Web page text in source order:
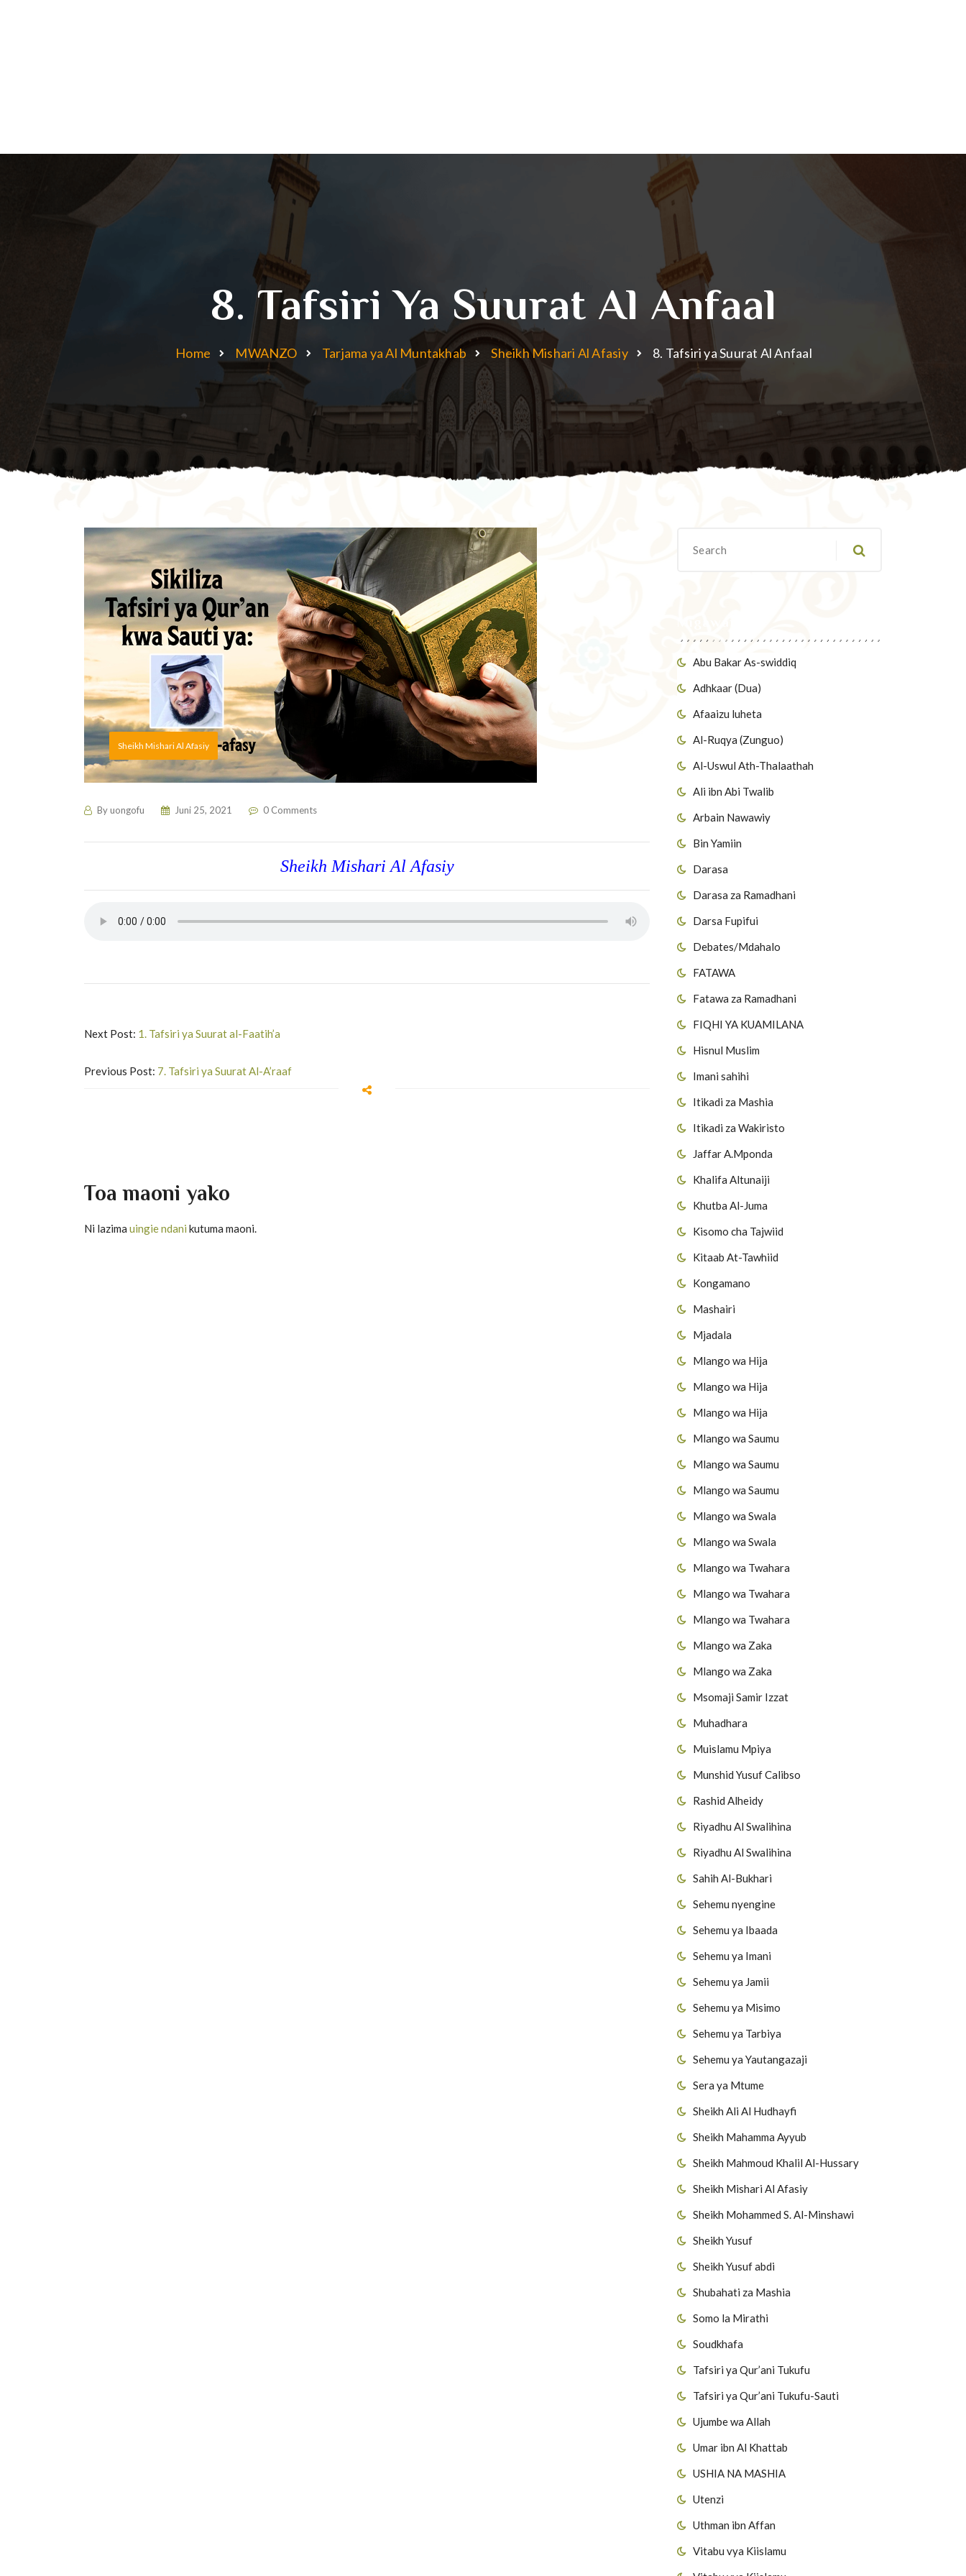
8. Tafsiri Ya Suurat Al Anfaal
Home MWANZO Tarjama ya Al Muntakhab Sheikh Mishari Al Afasiy 8. Tafsiri ya Suurat Al Anfaal
Abu Bakar As-swiddiq
Adhkaar (Dua)
Afaaizu luheta
Al-Ruqya (Zunguo)
Al-Uswul Ath-Thalaathah
Ali ibn Abi Twalib
Arbain Nawawiy
Bin Yamiin
Darasa
Darasa za Ramadhani
Darsa Fupifui
Debates/Mdahalo
FATAWA
Fatawa za Ramadhani
FIQHI YA KUAMILANA
Hisnul Muslim
Imani sahihi
Itikadi za Mashia
Itikadi za Wakiristo
Jaffar A.Mponda
Khalifa Altunaiji
Khutba Al-Juma
Kisomo cha Tajwiid
Kitaab At-Tawhiid
Kongamano
Mashairi
Mjadala
Mlango wa Hija
Mlango wa Hija
Mlango wa Hija
Mlango wa Saumu
Mlango wa Saumu
Mlango wa Saumu
Mlango wa Swala
Mlango wa Swala
Mlango wa Twahara
Mlango wa Twahara
Mlango wa Twahara
Mlango wa Zaka
Mlango wa Zaka
Msomaji Samir Izzat
Muhadhara
Muislamu Mpiya
Munshid Yusuf Calibso
Rashid Alheidy
Riyadhu Al Swalihina
Riyadhu Al Swalihina
Sahih Al-Bukhari
Sehemu nyengine
Sehemu ya Ibaada
Sehemu ya Imani
Sehemu ya Jamii
Sehemu ya Misimo
Sehemu ya Tarbiya
Sehemu ya Yautangazaji
Sera ya Mtume
Sheikh Ali Al Hudhayfi
Sheikh Mahamma Ayyub
Sheikh Mahmoud Khalil Al-Hussary
Sheikh Mishari Al Afasiy
Sheikh Mohammed S. Al-Minshawi
Sheikh Yusuf
Sheikh Yusuf abdi
Shubahati za Mashia
Somo la Mirathi
Soudkhafa
Tafsiri ya Qur’ani Tukufu
Tafsiri ya Qur’ani Tukufu-Sauti
Ujumbe wa Allah
Umar ibn Al Khattab
USHIA NA MASHIA
Utenzi
Uthman ibn Affan
Vitabu vya Kiislamu
Sheikh Mishari Al Afasiy
Byuongofu Juni 25, 2021 0 Comments
Sheikh Mishari Al Afasiy
Next Post: 1. Tafsiri ya Suurat al-Faatih’a
Previous Post: 7. Tafsiri ya Suurat Al-A’raaf
Toa maoni yako
Ni lazima uingie ndani kutuma maoni.